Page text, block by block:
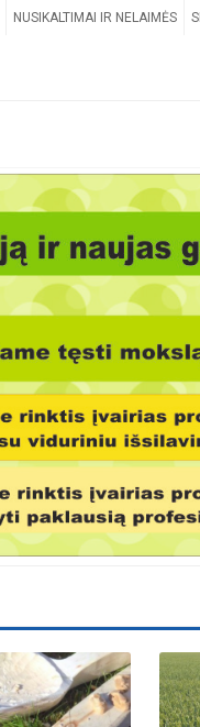
NUSIKALTIMAI IR NELAIMĖS